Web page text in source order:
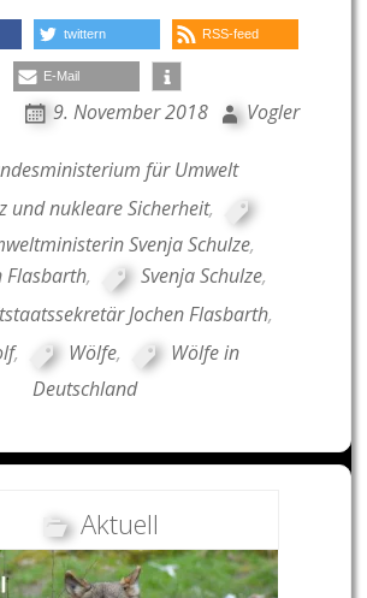
twittern RSS-feed
E-Mail
9. November 2018 Vogler
für Umwelt
und nukleare Sicherheit,
Svenja Schulze,
Flasbarth, Svenja Schulze,
Jochen Flasbarth,
, Wölfe,
Wölfe in
Deutschland
Aktuell